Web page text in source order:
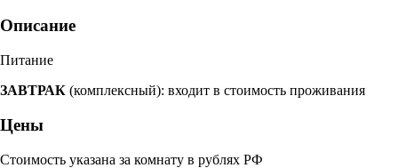
Описание
Питание
ЗАВТРАК (комплексный): входит в стоимость проживания
Цены
Стоимость указана за комнату в рублях РФ